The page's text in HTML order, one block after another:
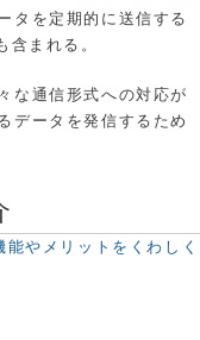
タを定期的に送信する
含まれる。
な通信形式への対応が
データを発信するため
やメリットをくわしく